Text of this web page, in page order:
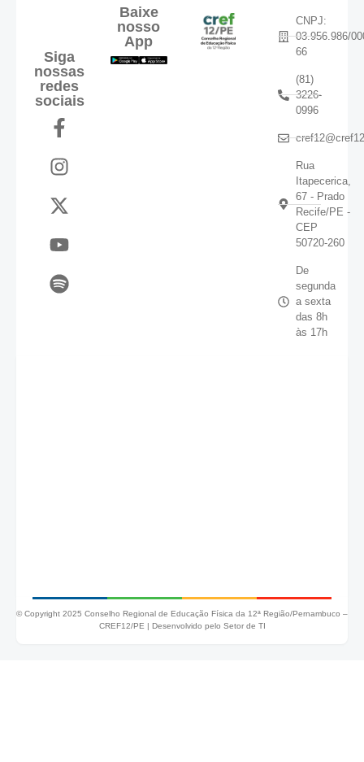
Siga
nossas
redes
sociais
Baixe
nosso
App
CNPJ:
03.956.986/
66
(81)
3226-
0996
Rua
Itapecerica,
67 - Prado
Recife/PE -
CEP
50720-260
De
segunda
a sexta
das 8h
às 17h
© Copyright 2025 Conselho Regional de Educação Física da 12ª Região/Pernambuco –
CREF12/PE | Desenvolvido pelo Setor de TI